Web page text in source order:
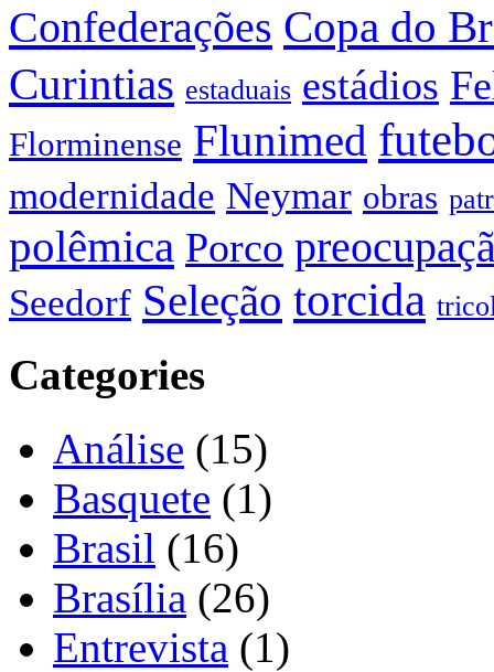
Confederações Copa do
Curintias estaduais estádios
Florminense Flunimed
modernidade Neymar obras
polêmica Porco
Seedorf Seleção torcida
Categories
Análise (15)
Basquete (1)
Brasil (16)
Brasília (26)
Entrevista (1)